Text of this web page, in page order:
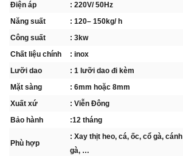
Điện áp
: 220V/ 50Hz
Năng suất
: 120– 150kg/ h
Công suất
: 3kw
Chất liệu chính
: inox
Lưỡi dao
: 1 lưỡi dao đi kèm
Mặt sàng
: 6mm hoặc 8mm
Xuất xứ
: Viễn Đông
Bảo hành
:12 tháng
Phù hợp
: Xay thịt heo, cá, ốc, cổ gà, cánh
gà, …